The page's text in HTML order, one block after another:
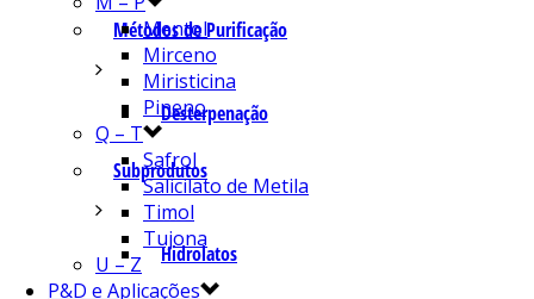
Métodos de Purificação
Desterpenação
Subprodutos
Hidrolatos
Mentol
Mirceno
Miristicina
Pineno
Q – T
Safrol
Salicilato de Metila
Timol
Tujona
U – Z
P&D e Aplicações